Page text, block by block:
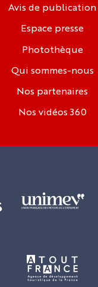
Avis de publication
Espace presse
Photothèque
Qui sommes-nous
Nos partenaires
Nos vidéos 360